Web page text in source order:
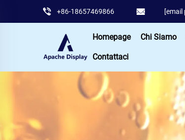
+86-18657469866 [email
Homepage Chi Siamo
Contattaci